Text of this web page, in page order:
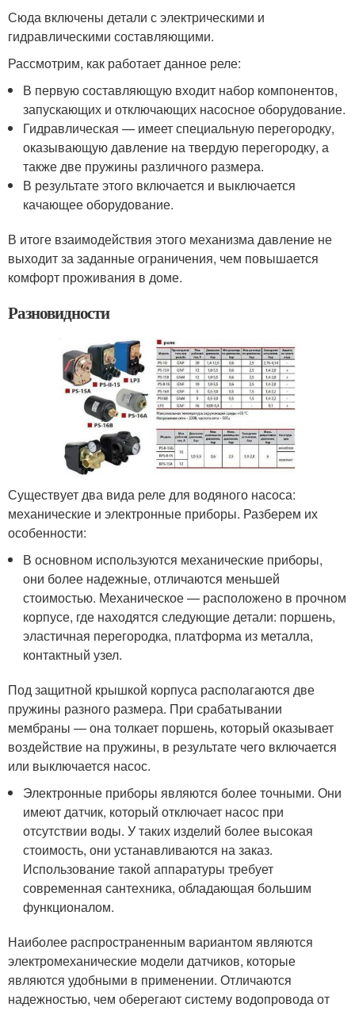
Сюда включены детали с электрическими и
гидравлическими составляющими.
Рассмотрим, как работает данное реле:
В первую составляющую входит набор компонентов,
запускающих и отключающих насосное оборудование.
Гидравлическая — имеет специальную перегородку,
оказывающую давление на твердую перегородку, а
также две пружины различного размера.
В результате этого включается и выключается
качающее оборудование.
В итоге взаимодействия этого механизма давление не
выходит за заданные ограничения, чем повышается
комфорт проживания в доме.
Разновидности
Существует два вида реле для водяного насоса:
механические и электронные приборы. Разберем их
особенности:
В основном используются механические приборы,
они более надежные, отличаются меньшей
стоимостью. Механическое — расположено в прочном
корпусе, где находятся следующие детали: поршень,
эластичная перегородка, платформа из металла,
контактный узел.
Под защитной крышкой корпуса располагаются две
пружины разного размера. При срабатывании
мембраны — она толкает поршень, который оказывает
воздействие на пружины, в результате чего включается
или выключается насос.
Электронные приборы являются более точными. Они
имеют датчик, который отключает насос при
отсутствии воды. У таких изделий более высокая
стоимость, они устанавливаются на заказ.
Использование такой аппаратуры требует
современная сантехника, обладающая большим
функционалом.
Наиболее распространенным вариантом являются
электромеханические модели датчиков, которые
являются удобными в применении. Отличаются
надежностью, чем оберегают систему водопровода от